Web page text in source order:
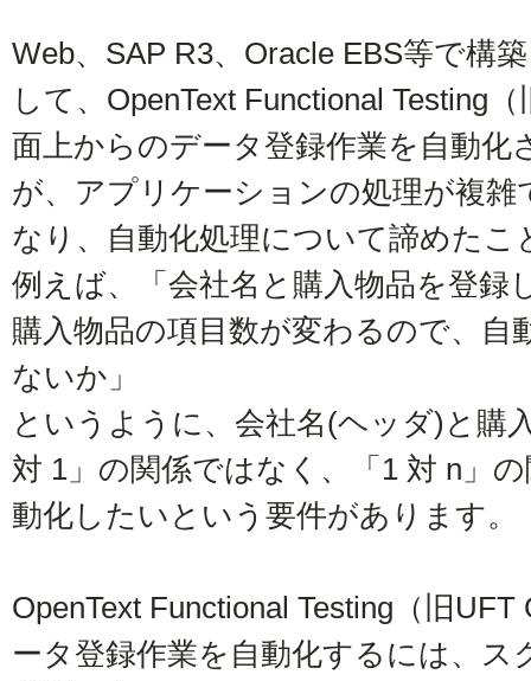
Web、SAP R3、Oracle EBS等で構
して、OpenText Functional Testing
面上からのデータ登録作業を自動
が、アプリケーションの処理が複
なり、自動化処理について諦めた
例えば、「会社名と購入物品を登録
購入物品の項目数が変わるので、自
ないか」
というように、会社名(ヘッダ)と購
対 1」の関係ではなく、「1 対 n」
動化したいという要件があります。
OpenText Functional Testing（旧
ータ登録作業を自動化するには、